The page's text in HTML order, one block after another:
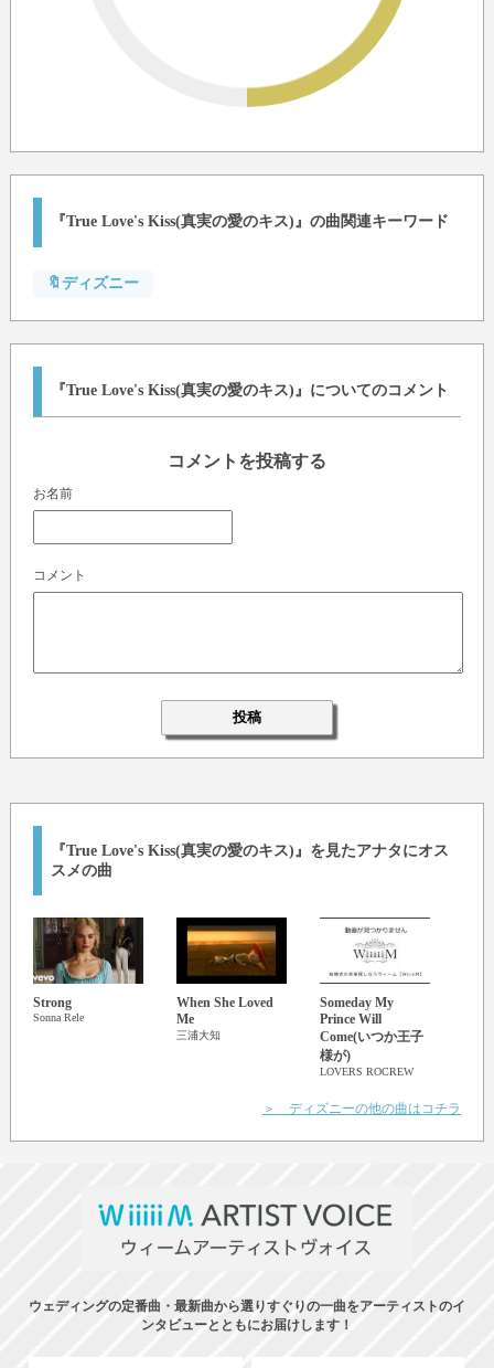
『True Love's Kiss(真実の愛のキス)』の曲関連キーワード
🔖ディズニー
『True Love's Kiss(真実の愛のキス)』についてのコメント
コメントを投稿する
お名前
コメント
『True Love's Kiss(真実の愛のキス)』を見たアナタにオス
スメの曲
Strong
Sonna Rele
When She Loved
Me
三浦大知
Someday My
Prince Will
Come(いつか王子
様が)
LOVERS ROCREW
＞ ディズニーの他の曲はコチラ
ウェディングの定番曲・最新曲から選りすぐりの一曲をアーティストのイ
ンタビューとともにお届けします！